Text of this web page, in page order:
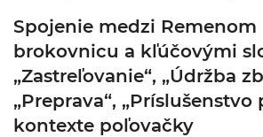
Spojenie medzi Remenom
brokovnicu a kľúčovými
„Zastreľovanie“, „Údržba
„Preprava“, „Príslušenstvo
kontexte poľovačky